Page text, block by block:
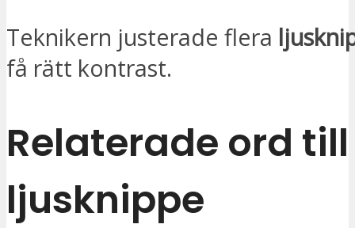
Teknikern justerade flera
få rätt kontrast.
Relaterade ord till
ljusknippe